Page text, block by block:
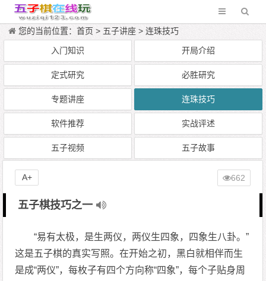
您的当前位置：首页 > 五子讲座 >连珠技巧
入门知识 开局介绍
定式研究 必胜研究
专题讲座 连珠技巧
软件推荐 实战评述
五子视频 五子故事
五子棋技巧之一
“易有太极，是生两仪，两仪生四象，四象生八卦。”
这是五子棋的真实写照。在开始之初，黑白就相伴而生
是成“两仪”，每枚子有四个方向称“四象”，每个子贴身周
662
A+